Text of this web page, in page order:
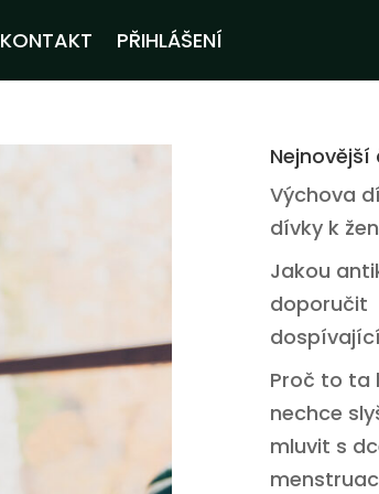
KONTAKT PŘIHLÁŠENÍ
Nejnovější
Výchova
dívky k
Jakou
doporučit
Proč to ta
nechce
mluvit s